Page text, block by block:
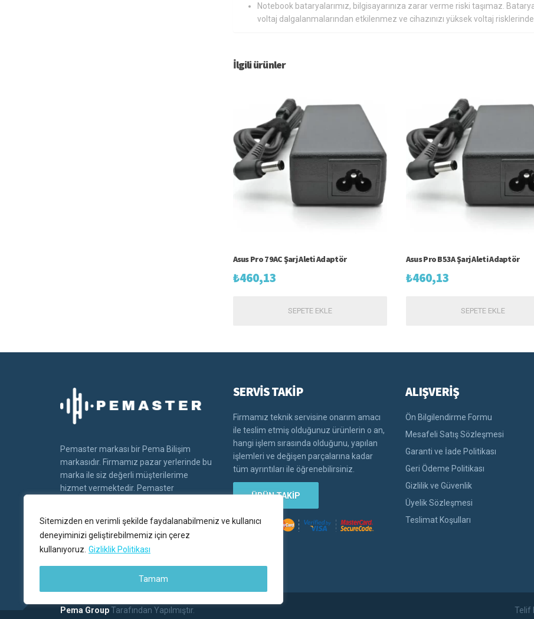
Sitemizden en verimli şekilde faydalanabilmeniz ve kullanıcı
deneyiminizi geliştirebilmemiz için çerez
kullanıyoruz. Gizliklik Politikası
Tamam
Notebook bataryalarımız, bilgisayarınıza zarar verme riski taşımaz.
voltaj dalgalanmalarından etkilenmez ve cihazınızı yüksek voltaj
İlgili ürünler
Asus Pro 79AC Şarj Aleti Adaptör
₺460,13
SEPETE EKLE
Asus Pro B53A Şarj Aleti Adaptör
₺460,13
SEPETE EKLE
Pemaster markası bir Pema Bilişim
markasıdır. Firmamız pazar yerlerinde bu
marka ile siz değerli müşterilerime
hizmet vermektedir. Pemaster
SERVİS TAKİP
Firmamız teknik servisine onarım amacı
ile teslim etmiş olduğunuz ürünlerin o an,
hangi işlem sırasında olduğunu, yapılan
işlemleri ve değişen parçalarına kadar
tüm ayrıntıları ile öğrenebilirsiniz.
ÜRÜN TAKİP
ALIŞVERİŞ
Ön Bilgilendirme Formu
Mesafeli Satış Sözleşmesi
Garanti ve İade Politikası
Geri Ödeme Politikası
Gizlilik ve Güvenlik
Üyelik Sözleşmesi
Teslimat Koşulları
Pema GroupTarafından Yapılmıştır. Telif